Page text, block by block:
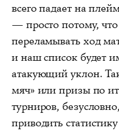
всего падает на
— просто потому,
переламывать ход
и наш список будет
атакующий уклон.
мяч» или призы по
турниров,
приводить